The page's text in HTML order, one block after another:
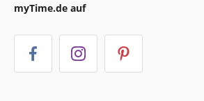
myTime.de auf